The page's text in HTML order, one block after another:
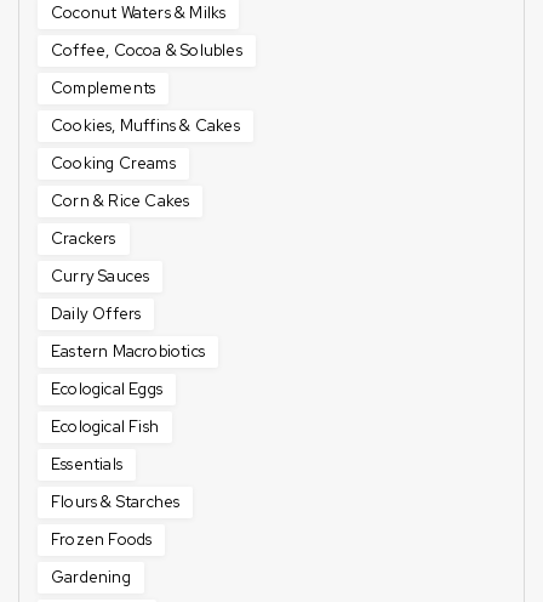
Coconut Waters & Milks
Coffee, Cocoa & Solubles
Complements
Cookies, Muffins & Cakes
Cooking Creams
Corn & Rice Cakes
Crackers
Curry Sauces
Daily Offers
Eastern Macrobiotics
Ecological Eggs
Ecological Fish
Essentials
Flours & Starches
Frozen Foods
Gardening